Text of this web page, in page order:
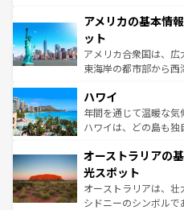
ンツ一覧を参照してほ
の建物がそのまま残る
博物館もあり、アルプ
ことができる。国民の
者向けの交通パス提
着のスイス情報は
アメリカの基本情
ット
アメリカ合衆国は、広
東海岸の都市部から
のような巨大都市は、
ンメントが詰まった
西部には大自然が広
部のニューオーリンズ
文化が魅力。旅行者は
しみながら、その多様
るだろう。車でのロー
ハワイ
年間を通じて温暖な
ハワイは、どの島も
ワイ島は見逃せない。
島だが、静かな自然を
おすすめ。エメラルド
文化や歴史が息づい
オーストラリアの
光スポット
オーストラリアは、壮
シドニーのシンボル